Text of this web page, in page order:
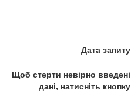
Дата запиту
Щоб стерти невірно введені
дані, натисніть кнопку